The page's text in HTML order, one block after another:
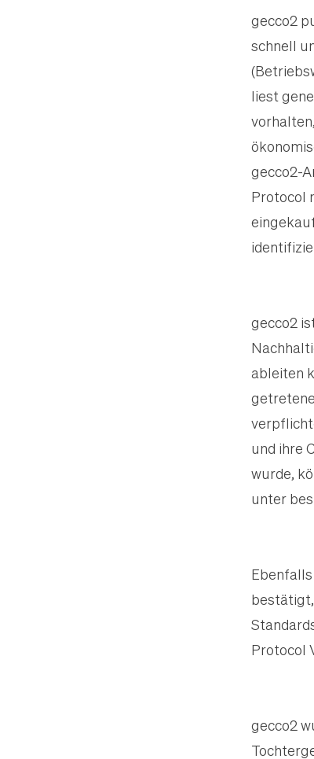
gecco2
schnell
liest
gecco2-
Protocol
gecco2
ableiten
und ihre
wurde,
unter
bestätigt,
Protocol
gecco2